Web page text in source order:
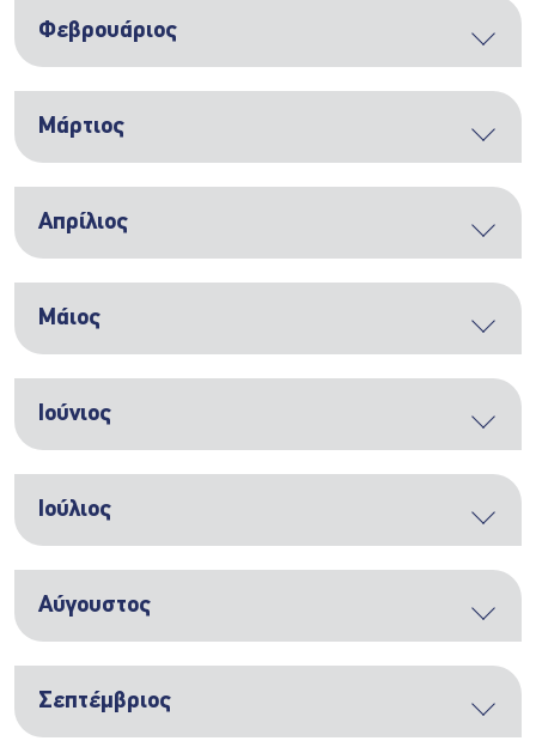
Φεβρουάριος
Μάρτιος
Απρίλιος
Μάιος
Ιούνιος
Ιούλιος
Αύγουστος
Σεπτέμβριος